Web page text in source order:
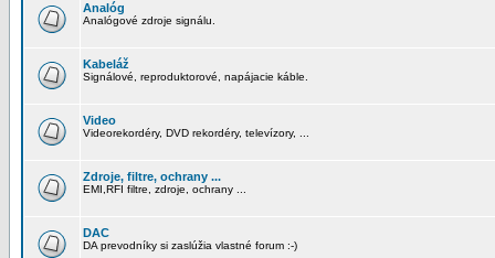
Analóg
Analógové zdroje signálu.
Kabeláž
Signálové, reproduktorové, napájacie káble.
Video
Videorekordéry, DVD rekordéry, televízory, ...
Zdroje, filtre, ochrany ...
EMI,RFI filtre, zdroje, ochrany ...
DAC
DA prevodníky si zaslúžia vlastné forum :-)